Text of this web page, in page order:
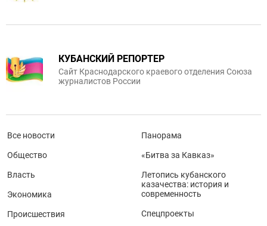
КУБАНСКИЙ РЕПОРТЕР
Сайт Краснодарского краевого отделения Союза
журналистов России
Все новости
Общество
Власть
Экономика
Происшествия
Панорама
«Битва за Кавказ»
Летопись кубанского
казачества: история и
современность
Спецпроекты